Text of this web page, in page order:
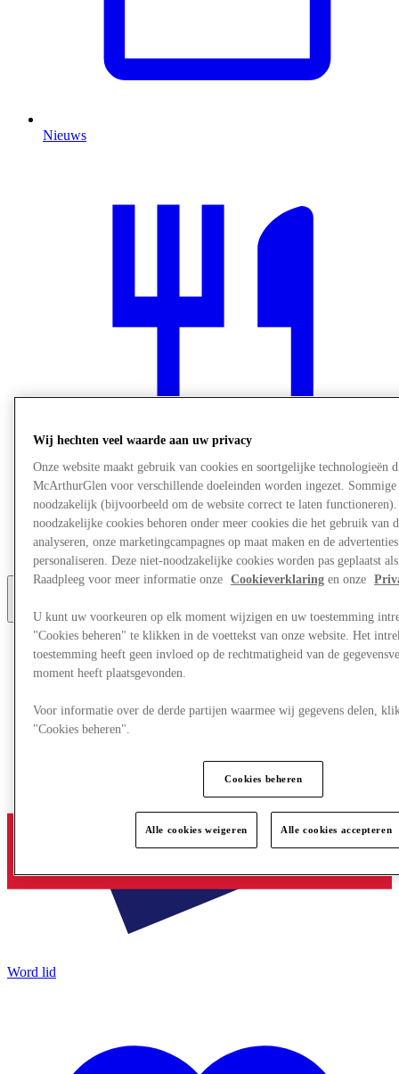
Nieuws
Restaurants
Services
Ontdek de regio
Gift Card
More
Word lid
Wij hechten veel waarde aan uw privacy
Onze website maakt gebruik van cookies en soortgelijke technologieën
McArthurGlen voor verschillende doeleinden worden ingezet.
noodzakelijk (bijvoorbeeld om de website correct te laten
noodzakelijke cookies behoren onder meer cookies die het gebruik van
analyseren, onze marketingcampagnes op maat maken en de
personaliseren. Deze niet-noodzakelijke cookies worden pas geplaatst
Raadpleeg voor meer informatie onze
Cookieverklaring en onze
U kunt uw voorkeuren op elk moment wijzigen en uw toestemming
"Cookies beheren" te klikken in de voettekst van onze website. Het
toestemming heeft geen invloed op de rechtmatigheid van de
moment heeft plaatsgevonden.
Voor informatie over de derde partijen waarmee wij gegevens delen,
"Cookies beheren".
Cookies beheren
Alle cookies weigeren Alle cookies accepteren